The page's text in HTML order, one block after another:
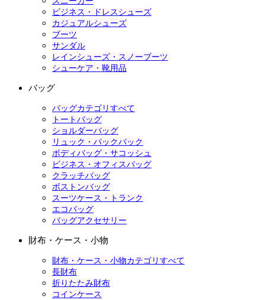
ビジネス・ドレスシューズ
カジュアルシューズ
ブーツ
サンダル
レインシューズ・スノーブーツ
シューケア・靴用品
バッグ
バッグカテゴリすべて
トートバッグ
ショルダーバッグ
リュック・バックパック
ボディバッグ・サコッシュ
ビジネス・オフィスバッグ
クラッチバッグ
ボストンバッグ
スーツケース・トランク
エコバッグ
バッグアクセサリー
財布・ケース・小物
財布・ケース・小物カテゴリすべて
長財布
折りたたみ財布
コインケース